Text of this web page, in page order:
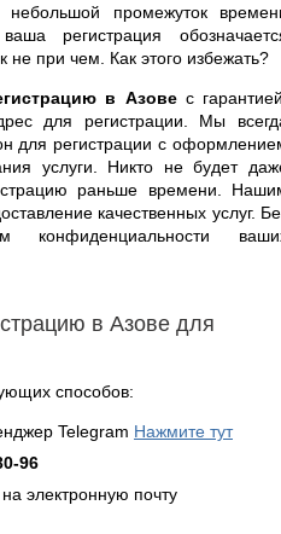
промежуток
регистрация
не при чем. Как этого избежать?
в Азовес
для регистрации. Мы
для регистрации с
услуги. Никто не будет
раньше времени.
качественных услуг.
конфиденциальности
в Азове для
способов:
Telegram Нажмите тут
96
электронную почту